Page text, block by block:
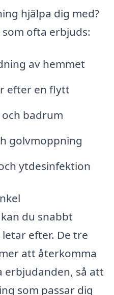
hjälpa dig med?
ofta erbjuds:
av hemmet
efter en flytt
badrum
golvmoppning
ytdesinfektion
du snabbt
efter. De tre
att återkomma
erbjudanden, så att
som passar dig